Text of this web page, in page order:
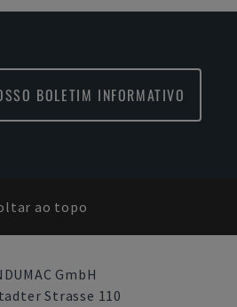
BOLETIM INFORMATIVO
ao topo
GmbH
Strasse 110